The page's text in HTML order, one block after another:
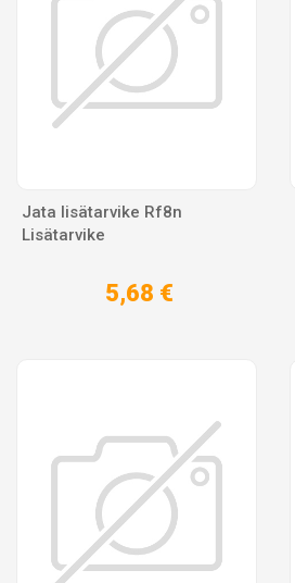
Jata lisätarvike Rf8n
Lisätarvike
5,68 €